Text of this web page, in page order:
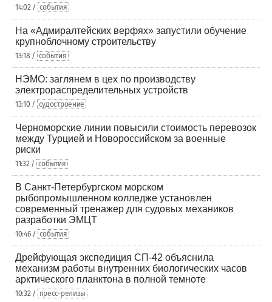
14:02 / события
На «Адмиралтейских верфях» запустили обучение
крупноблочному строительству
13:18 / события
НЭМО: заглянем в цех по производству
электрораспределительных устройств
13:10 / судостроение
Черноморские линии повысили стоимость перевозок
между Турцией и Новороссийском за военные
риски
11:32 / события
В Санкт-Петербургском морском
рыбопромышленном колледже установлен
современный тренажер для судовых механиков
разработки ЭМЦТ
10:46 / события
Дрейфующая экспедиция СП-42 объяснила
механизм работы внутренних биологических часов
арктического планктона в полной темноте
10:32 / пресс-релизы